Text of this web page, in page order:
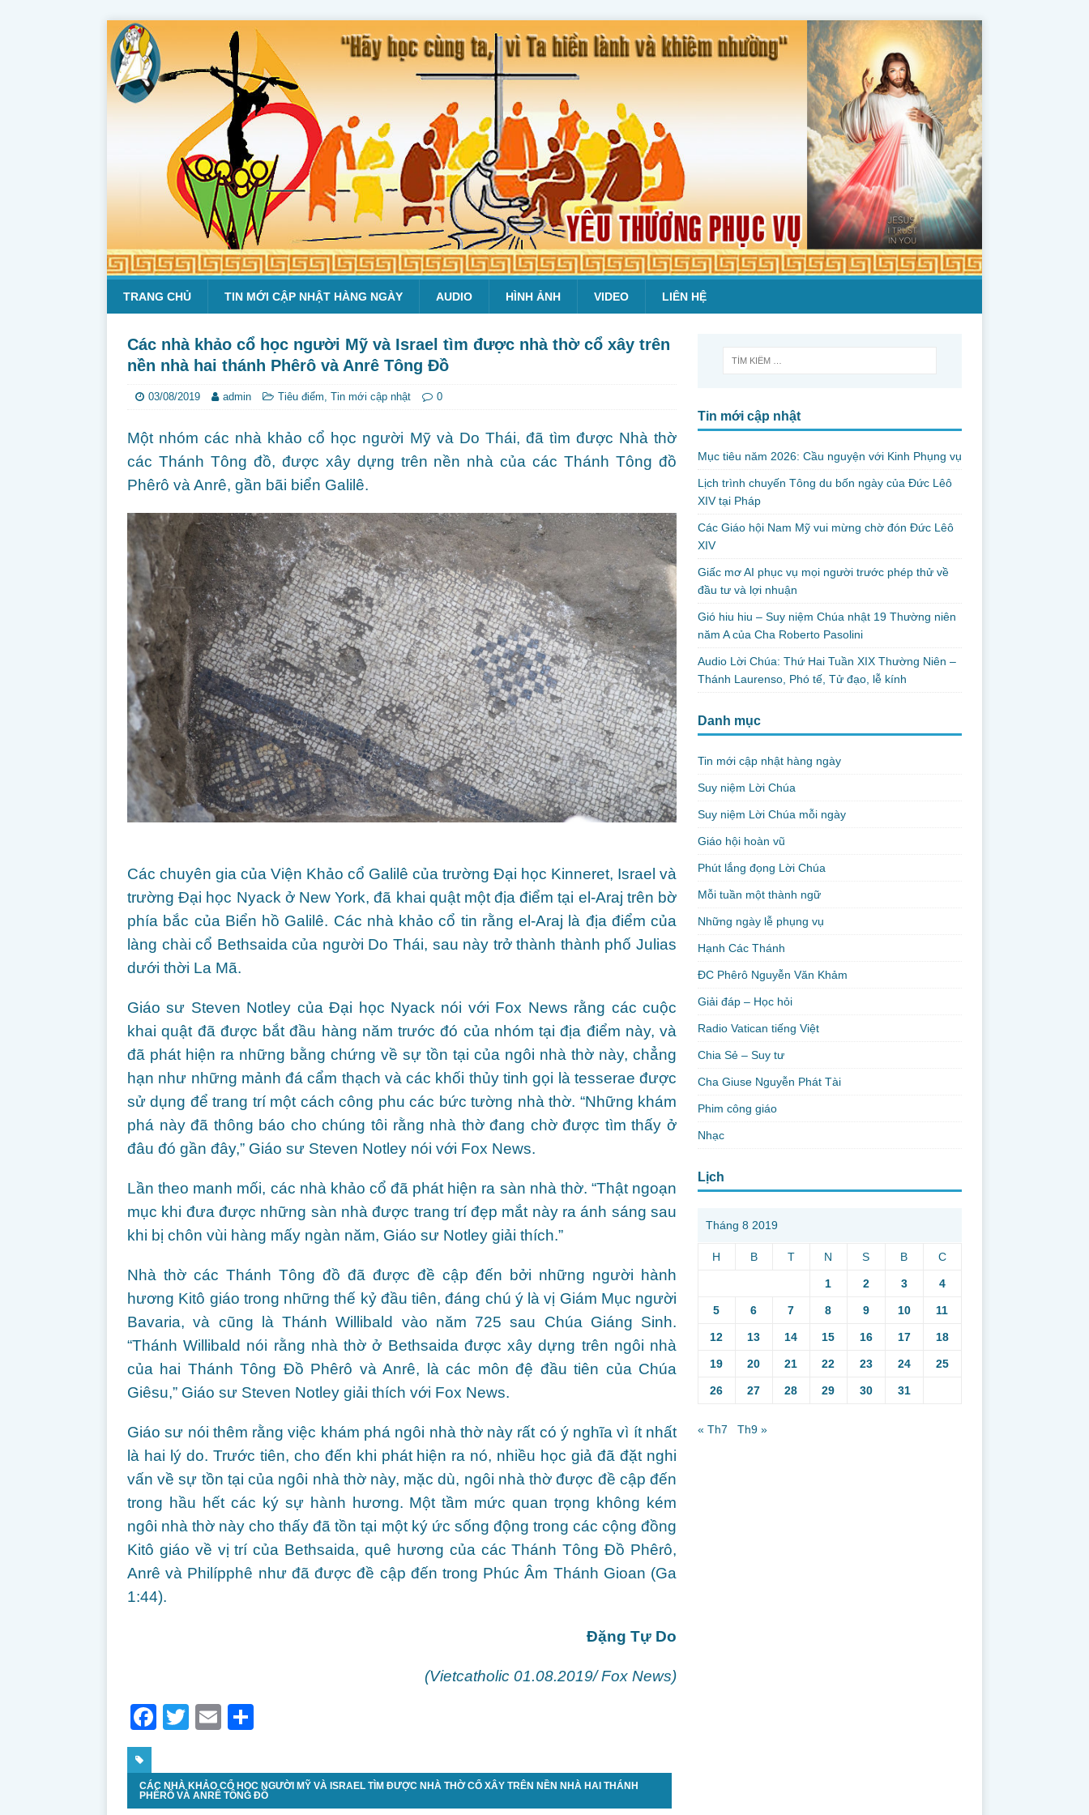
TRANG CHỦ TIN MỚI CẬP NHẬT HÀNG NGÀY AUDIO HÌNH ẢNH VIDEO LIÊN HỆ
Các nhà khảo cổ học người Mỹ và Israel tìm được nhà thờ cổ xây trên
nền nhà hai thánh Phêrô và Anrê Tông Đồ
03/08/2019 admin Tiêu điểm, Tin mới cập nhật 0
Một nhóm các nhà khảo cổ học người Mỹ và Do Thái, đã tìm được Nhà thờ
các Thánh Tông đồ, được xây dựng trên nền nhà của các Thánh Tông đồ
Phêrô và Anrê, gần bãi biển Galilê.
Các chuyên gia của Viện Khảo cổ Galilê của trường Đại học Kinneret, Israel và
trường Đại học Nyack ở New York, đã khai quật một địa điểm tại el-Araj trên bờ
phía bắc của Biển hồ Galilê. Các nhà khảo cổ tin rằng el-Araj là địa điểm của
làng chài cổ Bethsaida của người Do Thái, sau này trở thành thành phố Julias
dưới thời La Mã.
Giáo sư Steven Notley của Đại học Nyack nói với Fox News rằng các cuộc
khai quật đã được bắt đầu hàng năm trước đó của nhóm tại địa điểm này, và
đã phát hiện ra những bằng chứng về sự tồn tại của ngôi nhà thờ này, chẳng
hạn như những mảnh đá cẩm thạch và các khối thủy tinh gọi là tesserae được
sử dụng để trang trí một cách công phu các bức tường nhà thờ. “Những khám
phá này đã thông báo cho chúng tôi rằng nhà thờ đang chờ được tìm thấy ở
đâu đó gần đây,” Giáo sư Steven Notley nói với Fox News.
Lần theo manh mối, các nhà khảo cổ đã phát hiện ra sàn nhà thờ. “Thật ngoạn
mục khi đưa được những sàn nhà được trang trí đẹp mắt này ra ánh sáng sau
khi bị chôn vùi hàng mấy ngàn năm, Giáo sư Notley giải thích.”
Nhà thờ các Thánh Tông đồ đã được đề cập đến bởi những người hành
hương Kitô giáo trong những thế kỷ đầu tiên, đáng chú ý là vị Giám Mục người
Bavaria, và cũng là Thánh Willibald vào năm 725 sau Chúa Giáng Sinh.
“Thánh Willibald nói rằng nhà thờ ở Bethsaida được xây dựng trên ngôi nhà
của hai Thánh Tông Đồ Phêrô và Anrê, là các môn đệ đầu tiên của Chúa
Giêsu,” Giáo sư Steven Notley giải thích với Fox News.
Giáo sư nói thêm rằng việc khám phá ngôi nhà thờ này rất có ý nghĩa vì ít nhất
là hai lý do. Trước tiên, cho đến khi phát hiện ra nó, nhiều học giả đã đặt nghi
vấn về sự tồn tại của ngôi nhà thờ này, mặc dù, ngôi nhà thờ được đề cập đến
trong hầu hết các ký sự hành hương. Một tầm mức quan trọng không kém
ngôi nhà thờ này cho thấy đã tồn tại một ký ức sống động trong các cộng đồng
Kitô giáo về vị trí của Bethsaida, quê hương của các Thánh Tông Đồ Phêrô,
Anrê và Philípphê như đã được đề cập đến trong Phúc Âm Thánh Gioan (Ga
1:44).
Đặng Tự Do
(Vietcatholic 01.08.2019/ Fox News)
F
c
e
T
itt
er
E
ai
l
ar
e
CÁC NHÀ KHẢO CỔ HỌC NGƯỜI MỸ VÀ ISRAEL TÌM ĐƯỢC NHÀ THỜ CỔ XÂY TRÊN NỀN NHÀ HAI THÁNH
PHÊRÔ VÀ ANRÊ TÔNG ĐỒ
Tin mới cập nhật
Mục tiêu năm 2026: Cầu nguyện với Kinh Phụng vụ
Lịch trình chuyến Tông du bốn ngày của Đức Lêô
XIV tại Pháp
Các Giáo hội Nam Mỹ vui mừng chờ đón Đức Lêô
XIV
Giấc mơ AI phục vụ mọi người trước phép thử về
đầu tư và lợi nhuận
Gió hiu hiu – Suy niệm Chúa nhật 19 Thường niên
năm A của Cha Roberto Pasolini
Audio Lời Chúa: Thứ Hai Tuần XIX Thường Niên –
Thánh Laurenso, Phó tế, Tử đạo, lễ kính
Danh mục
Tin mới cập nhật hàng ngày
Suy niệm Lời Chúa
Suy niệm Lời Chúa mỗi ngày
Giáo hội hoàn vũ
Phút lắng đọng Lời Chúa
Mỗi tuần một thành ngữ
Những ngày lễ phụng vụ
Hạnh Các Thánh
ĐC Phêrô Nguyễn Văn Khảm
Giải đáp – Học hỏi
Radio Vatican tiếng Việt
Chia Sẻ – Suy tư
Cha Giuse Nguyễn Phát Tài
Phim công giáo
Nhạc
Lịch
Tháng 8 2019
H B T N S B C
1 2 3 4
5 6 7 8 9 10 11
12 13 14 15 16 17 18
19 20 21 22 23 24 25
26 27 28 29 30 31
« Th7 Th9 »